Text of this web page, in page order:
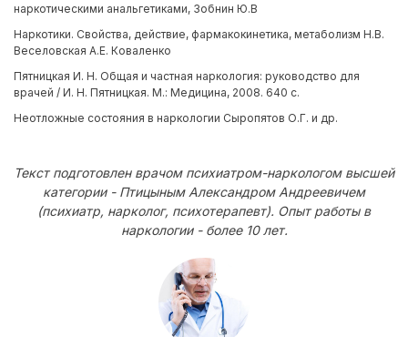
наркотическими анальгетиками, Зобнин Ю.В
Наркотики. Свойства, действие, фармакокинетика, метаболизм Н.В.
Веселовская А.Е. Коваленко
Пятницкая И. Н. Общая и частная наркология: руководство для
врачей / И. Н. Пятницкая. М.: Медицина, 2008. 640 с.
Неотложные состояния в наркологии Сыропятов О.Г. и др.
Текст подготовлен врачом психиатром-наркологом высшей
категории - Птицыным Александром Андреевичем
(психиатр, нарколог, психотерапевт). Опыт работы в
наркологии - более 10 лет.